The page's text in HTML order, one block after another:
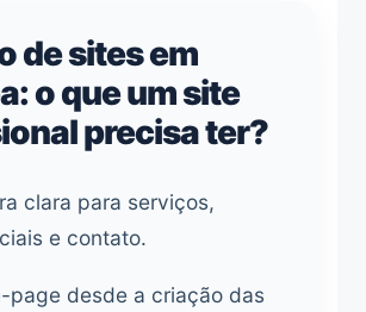
de sites em
o que um site
precisa ter?
clara para serviços,
e contato.
page desde a criação das